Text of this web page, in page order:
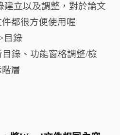
建立以及調整，對於論文
都很方便使用喔
目錄
錄、功能窗格調整/檢
層